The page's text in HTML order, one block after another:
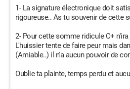
1- La signature électronique doit
rigoureuse.. As tu souvenir de cette
2- Pour cette somme ridicule C+
L'huissier tente de faire peur mais
(Amiable..) il n'a aucun pouvoir de
Oublie ta plainte, temps perdu et